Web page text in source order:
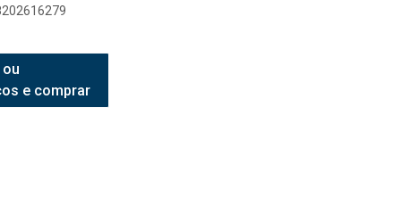
e comprar